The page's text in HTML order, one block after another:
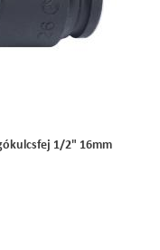
1/2" 16mm